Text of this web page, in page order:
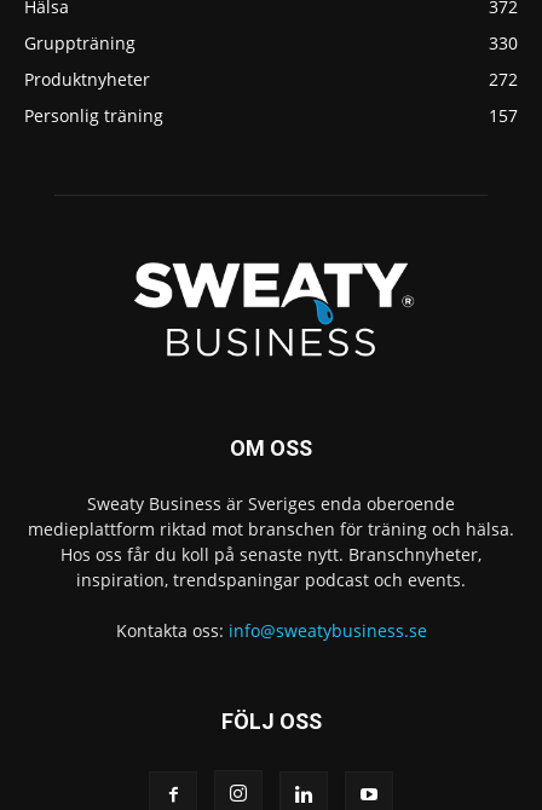
Hälsa
372
Gruppträning
330
Produktnyheter
272
Personlig träning
157
OM OSS
Sweaty Business är Sveriges enda oberoende
medieplattform riktad mot branschen för träning och hälsa.
Hos oss får du koll på senaste nytt. Branschnyheter,
inspiration, trendspaningar podcast och events.
Kontakta oss: info@sweatybusiness.se
FÖLJ OSS